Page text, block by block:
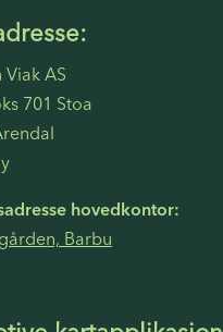
AS
701 Stoa
hovedkontor:
Barbu